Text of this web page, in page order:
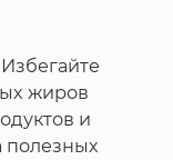
жиров
и
полезных